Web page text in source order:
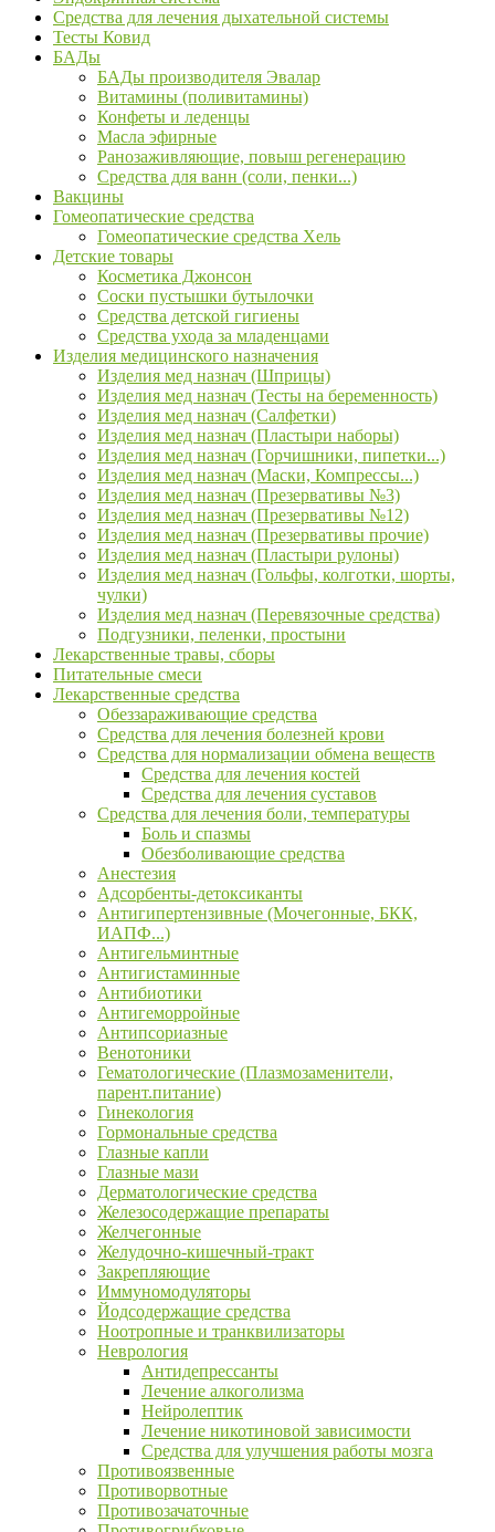
Средства для лечения дыхательной системы
Тесты Ковид
БАДы
БАДы производителя Эвалар
Витамины (поливитамины)
Конфеты и леденцы
Масла эфирные
Ранозаживляющие, повыш регенерацию
Средства для ванн (соли, пенки...)
Вакцины
Гомеопатические средства
Гомеопатические средства Хель
Детские товары
Косметика Джонсон
Соски пустышки бутылочки
Средства детской гигиены
Средства ухода за младенцами
Изделия медицинского назначения
Изделия мед назнач (Шприцы)
Изделия мед назнач (Тесты на беременность)
Изделия мед назнач (Салфетки)
Изделия мед назнач (Пластыри наборы)
Изделия мед назнач (Горчишники, пипетки...)
Изделия мед назнач (Маски, Компрессы...)
Изделия мед назнач (Презервативы №3)
Изделия мед назнач (Презервативы №12)
Изделия мед назнач (Презервативы прочие)
Изделия мед назнач (Пластыри рулоны)
Изделия мед назнач (Гольфы, колготки, шорты,
чулки)
Изделия мед назнач (Перевязочные средства)
Подгузники, пеленки, простыни
Лекарственные травы, сборы
Питательные смеси
Лекарственные средства
Обеззараживающие средства
Средства для лечения болезней крови
Средства для нормализации обмена веществ
Средства для лечения костей
Средства для лечения суставов
Средства для лечения боли, температуры
Боль и спазмы
Обезболивающие средства
Анестезия
Адсорбенты-детоксиканты
Антигипертензивные (Мочегонные, БКК,
ИАПФ...)
Антигельминтные
Антигистаминные
Антибиотики
Антигеморройные
Антипсориазные
Венотоники
Гематологические (Плазмозаменители,
парент.питание)
Гинекология
Гормональные средства
Глазные капли
Глазные мази
Дерматологические средства
Железосодержащие препараты
Желчегонные
Желудочно-кишечный-тракт
Закрепляющие
Иммуномодуляторы
Йодсодержащие средства
Ноотропные и транквилизаторы
Неврология
Антидепрессанты
Лечение алкоголизма
Нейролептик
Лечение никотиновой зависимости
Средства для улучшения работы мозга
Противоязвенные
Противорвотные
Противозачаточные